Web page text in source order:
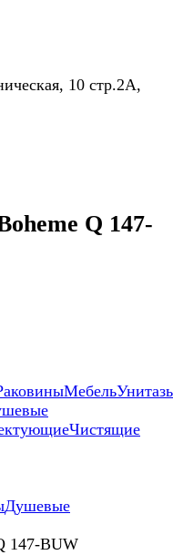
10 стр.2А,
Q 147-
Мебель
Чистящие
Душевые
147-BUW